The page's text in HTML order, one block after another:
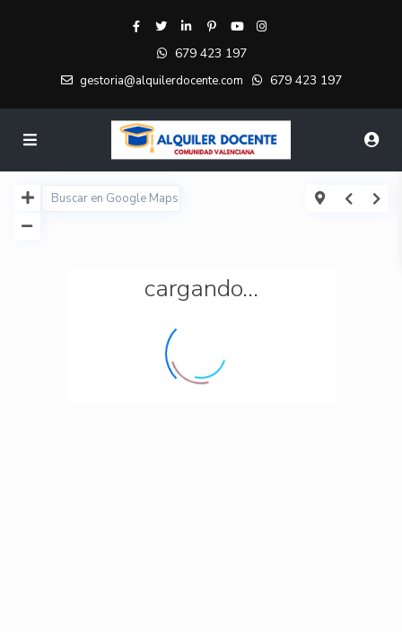
679 423 197
gestoria@alquilerdocente.com 679 423 197
cargando...